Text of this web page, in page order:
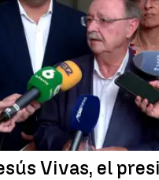
Vivas, el